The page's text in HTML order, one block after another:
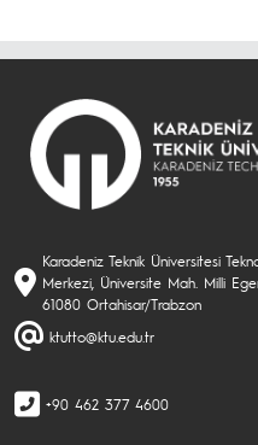
Karadeniz Teknik Üniversitesi
Merkezi, Üniversite Mah. Milli
61080 Ortahisar/Trabzon
ktutto@ktu.edu.tr
+90 462 377 4600